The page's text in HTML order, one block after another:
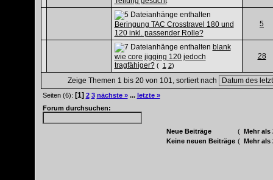
Beringung TAC Crosstravel 180 und
120 inkl. passender Rolle?
5
blank
wie core jigging 120 jedoch
tragfähiger?( 1 2)
28
Zeige Themen 1 bis 20 von 101, sortiert nach
Seiten (6): [1] 2 3 nächste » ... letzte »
Forum durchsuchen:
Neue Beiträge ( Mehr als
Keine neuen Beiträge ( Mehr als